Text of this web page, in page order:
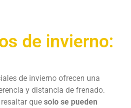
de invierno:
de invierno ofrecen una
y distancia de frenado.
que solo se pueden